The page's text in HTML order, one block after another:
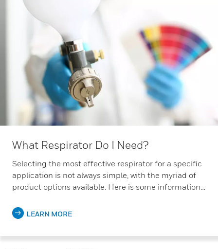
What Respirator Do I Need?
Selecting the most effective respirator for a specific
application is not always simple, with the myriad of
product options available. Here is some information…
LEARN MORE